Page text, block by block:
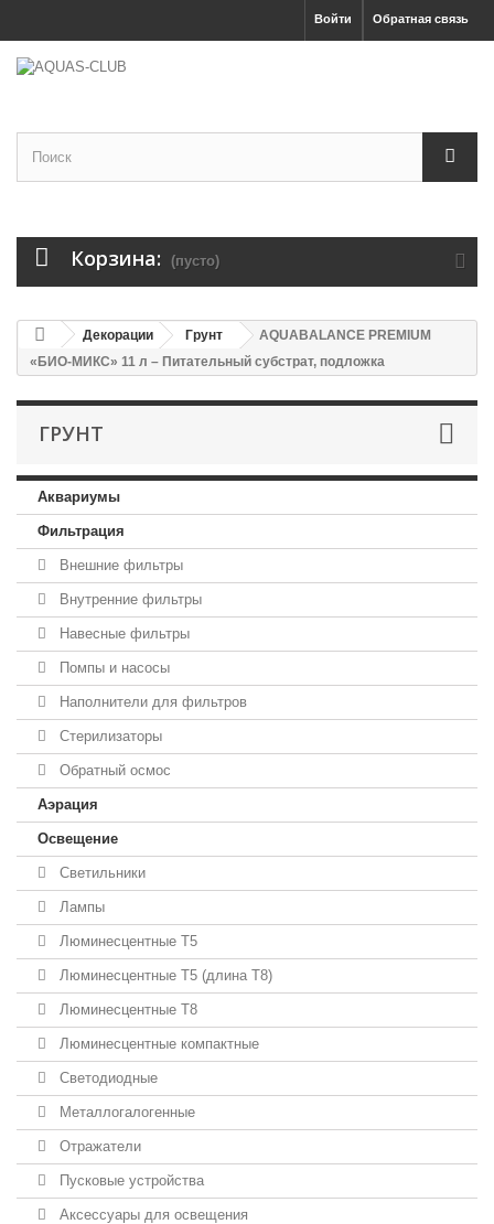
Обратная связь
Войти
Корзина: (пусто)
Декорации Грунт
AQUABALANCE PREMIUM
«БИО-МИКС» 11 л – Питательный субстрат, подложка
ГРУНТ
Аквариумы
Фильтрация
Внешние фильтры
Внутренние фильтры
Навесные фильтры
Помпы и насосы
Наполнители для фильтров
Стерилизаторы
Обратный осмос
Аэрация
Освещение
Светильники
Лампы
Люминесцентные T5
Люминесцентные T5 (длина T8)
Люминесцентные T8
Люминесцентные компактные
Светодиодные
Металлогалогенные
Отражатели
Пусковые устройства
Аксессуары для освещения